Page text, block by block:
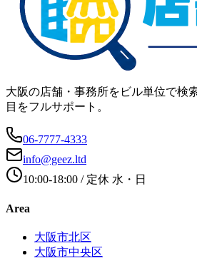
大阪の店舗・事務所をビル単位で検
目をフルサポート。
06-7777-4333
info@geez.ltd
10:00-18:00 / 定休 水・日
Area
大阪市北区
大阪市中央区